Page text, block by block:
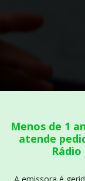
Menos de 1
atende